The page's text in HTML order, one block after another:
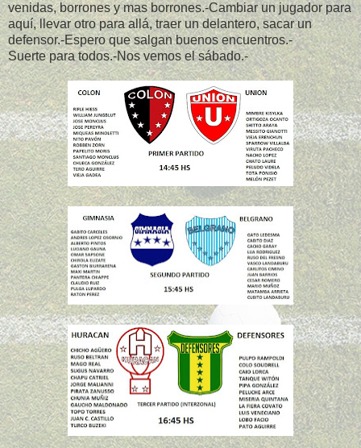
venidas, borrones y mas borrones.-Cambiar un jugador para
aquí, llevar otro para allá, traer un delantero, sacar un
defensor.-Espero que salgan buenos encuentros.-
Suerte para todos.-Nos vemos el sábado.-